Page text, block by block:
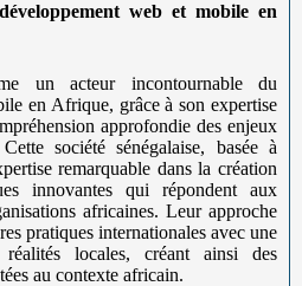
web et mobile en
un acteur incontournable du
en Afrique, grâce à son expertise
approfondie des enjeux
société sénégalaise, basée à
remarquable dans la création
innovantes qui répondent aux
africaines. Leur approche
pratiques internationales avec une
réalités locales, créant ainsi des
au contexte africain.